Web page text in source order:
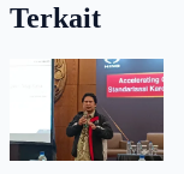
Terkait